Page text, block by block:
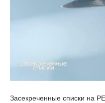
Засекреченные списки на